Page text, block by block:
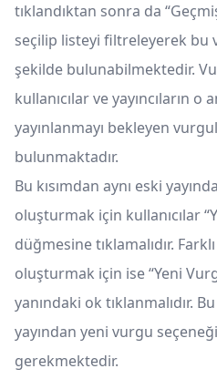
tıklandıktan sonra da
seçilip listeyi filtreleyerek bu
şekilde bulunabilmektedir.
kullanıcılar ve yayıncıların o
yayınlanmayı bekleyen
bulunmaktadır.
Bu kısımdan aynı eski
oluşturmak için kullanıcılar
düğmesine tıklamalıdır.
oluşturmak için ise “Yeni
yanındaki ok tıklanmalıdır.
yayından yeni vurgu
gerekmektedir.